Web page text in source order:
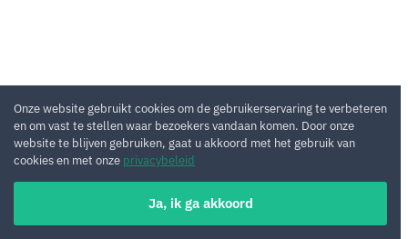
Onze website gebruikt cookies om de gebruikerservaring te verbeteren
en om vast te stellen waar bezoekers vandaan komen. Door onze
website te blijven gebruiken, gaat u akkoord met het gebruik van
cookies en met onze privacybeleid
Ja, ik ga akkoord